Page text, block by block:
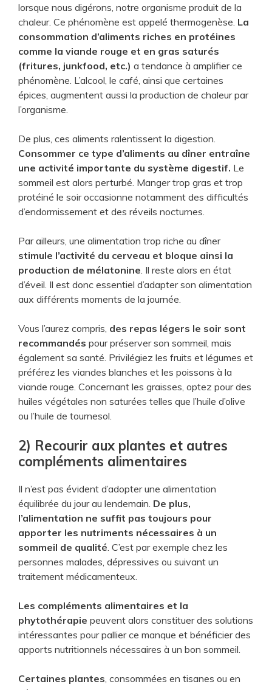
lorsque nous digérons, notre organisme produit de la
chaleur. Ce phénomène est appelé thermogenèse. La
consommation d’aliments riches en protéines
comme la viande rouge et en gras saturés
(fritures, junkfood, etc.) a tendance à amplifier ce
phénomène. L’alcool, le café, ainsi que certaines
épices, augmentent aussi la production de chaleur par
l’organisme.
De plus, ces aliments ralentissent la digestion.
Consommer ce type d’aliments au dîner entraîne
une activité importante du système digestif. Le
sommeil est alors perturbé. Manger trop gras et trop
protéiné le soir occasionne notamment des difficultés
d’endormissement et des réveils nocturnes.
Par ailleurs, une alimentation trop riche au dîner
stimule l’activité du cerveau et bloque ainsi la
production de mélatonine. Il reste alors en état
d’éveil. Il est donc essentiel d’adapter son alimentation
aux différents moments de la journée.
Vous l’aurez compris, des repas légers le soir sont
recommandés pour préserver son sommeil, mais
également sa santé. Privilégiez les fruits et légumes et
préférez les viandes blanches et les poissons à la
viande rouge. Concernant les graisses, optez pour des
huiles végétales non saturées telles que l’huile d’olive
ou l’huile de tournesol.
2) Recourir aux plantes et autres
compléments alimentaires
Il n’est pas évident d’adopter une alimentation
équilibrée du jour au lendemain. De plus,
l’alimentation ne suffit pas toujours pour
apporter les nutriments nécessaires à un
sommeil de qualité. C’est par exemple chez les
personnes malades, dépressives ou suivant un
traitement médicamenteux.
Les compléments alimentaires et la
phytothérapie peuvent alors constituer des solutions
intéressantes pour pallier ce manque et bénéficier des
apports nutritionnels nécessaires à un bon sommeil.
Certaines plantes, consommées en tisanes ou en